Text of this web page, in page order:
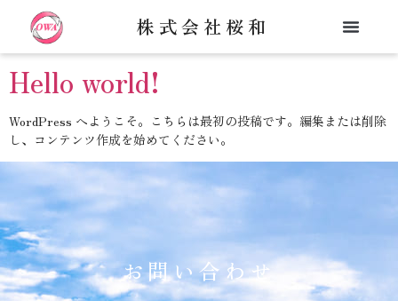
株式会社桜和
カテゴリー:未分類
Hello world!
WordPress へようこそ。こちらは最初の投稿です。編集または削除
し、コンテンツ作成を始めてください。
お問い合わせ